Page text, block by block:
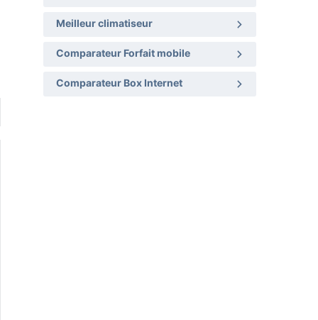
Meilleur climatiseur
Comparateur Forfait mobile
Comparateur Box Internet